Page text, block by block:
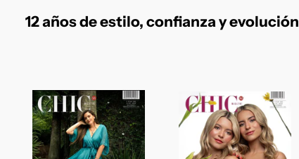
12 años de estilo, confianza y evolución